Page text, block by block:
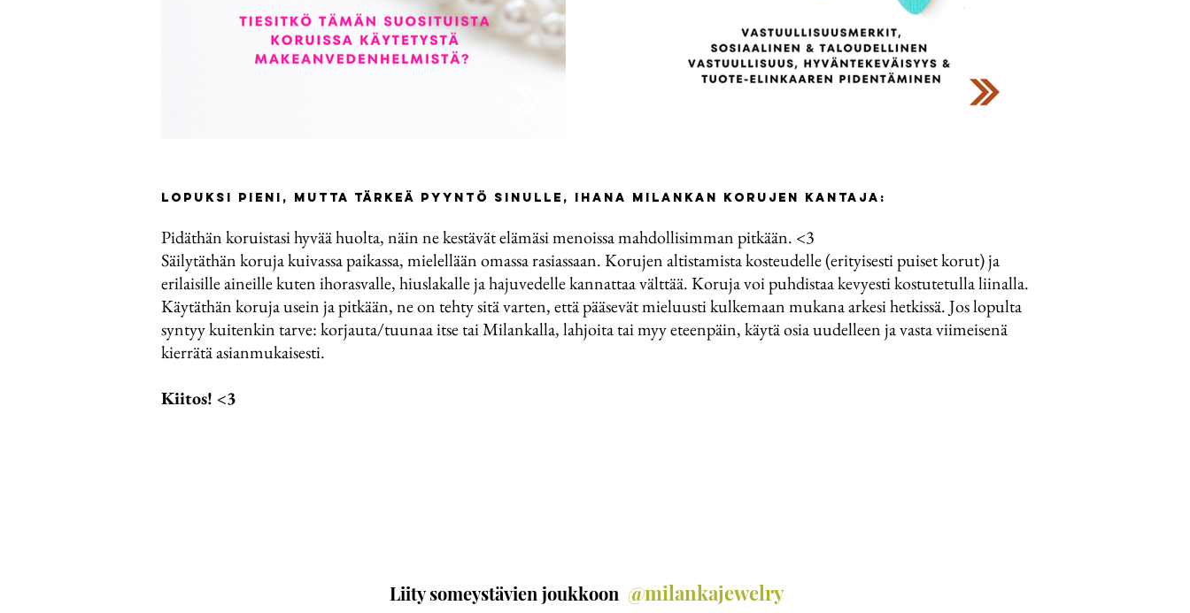
Lopuksi pieni, mutta tärkeä pyyntö sinulle, ihana Milankan korujen kantaja:
Pidäthän koruistasi hyvää huolta, näin ne kestävät elämäsi menoissa mahdollisimman pitkään. <3
Säilytäthän koruja kuivassa paikassa, mielellään omassa rasiassaan. Korujen altistamista kosteudelle (erityisesti puiset korut) ja
erilaisille aineille kuten ihorasvalle, hiuslakalle ja hajuvedelle kannattaa välttää. Koruja voi puhdistaa kevyesti kostutetulla liinalla.
Käytäthän koruja usein ja pitkään, ne on tehty sitä varten, että pääsevät mieluusti kulkemaan mukana arkesi hetkissä. Jos lopulta
syntyy kuitenkin tarve: korjauta/tuunaa itse tai Milankalla, lahjoita tai myy eteenpäin, käytä osia uudelleen ja vasta viimeisenä
kierrätä asianmukaisesti.
Kiitos! <3
Liity someystävien joukkoon @milankajewelry